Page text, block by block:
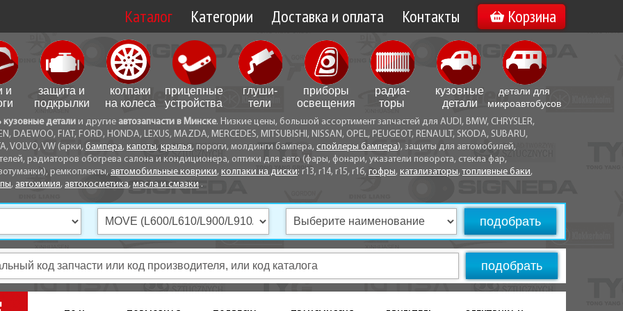
Каталог Категории Доставка и оплата
Доставка по Минску
Доставка по Беларуси
Самовывоз
Способы оплаты
Контакты
Вакансии
Корзина
и
защита и
подкрылки
колпаки
на колеса
прицепные
устройства
глуши­
тели
приборы
освещения
радиа­
торы
кузовные
детали
детали для
микро­автобусов
кузовные детали и другие автозапчасти в Минске. Низкие цены, большой ассортимент запчастей для AUDI, BMW, CHRYSLER,
DAEWOO, FIAT, FORD, HONDA, LEXUS, MAZDA, MERCEDES, MITSUBISHI, NISSAN, OPEL, PEUGEOT, RENAULT, SKODA, SUBARU,
VOLVO, VW (арки, бампера, капоты, крылья, пороги, молдинги бампера, спойлеры бампера), защиты для автомобилей,
радиаторов обогрева салона и кондиционера, оптики для авто (фары, фонари, указатели поворота, стекла фар,
ремкоплекты, автомобильные коврики, колпаки на диски: r13, r14, r15, r16, гофры, катализаторы,топливные баки,
, автохимия, автокосметика, масла и смазки .